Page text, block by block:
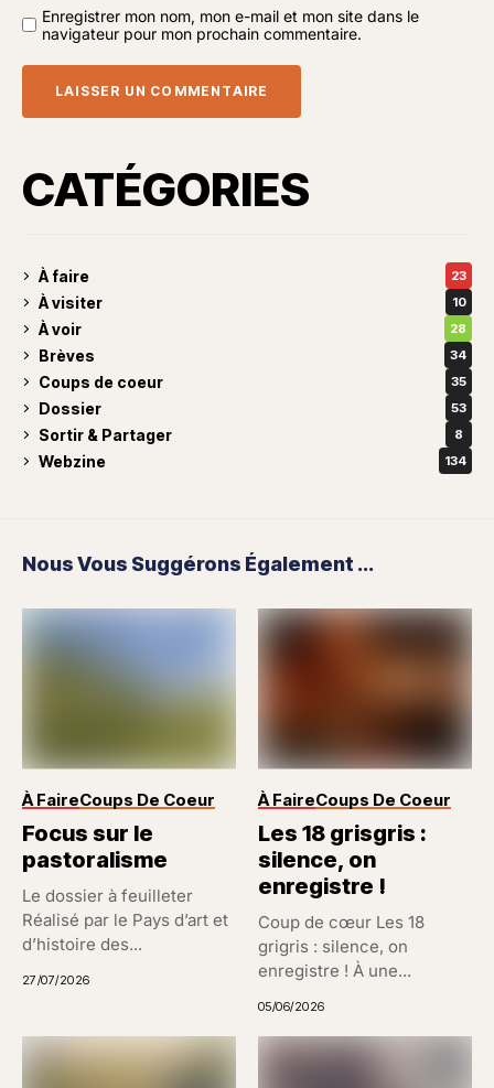
Enregistrer mon nom, mon e-mail et mon site dans le
navigateur pour mon prochain commentaire.
CATÉGORIES
À faire 23
À visiter 10
À voir 28
Brèves 34
Coups de coeur 35
Dossier 53
Sortir & Partager 8
Webzine 134
Nous Vous Suggérons Également ...
À FaireCoups De Coeur
Focus sur le
pastoralisme
Le dossier à feuilleter
Réalisé par le Pays d’art et
d’histoire des...
27/07/2026
À FaireCoups De Coeur
Les 18 grisgris :
silence, on
enregistre !
Coup de cœur Les 18
grigris : silence, on
enregistre ! À une...
05/06/2026